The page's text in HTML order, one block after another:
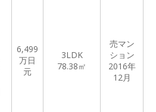
6,499
万日
元
3LDK
78.38㎡
売マン
ション
2016年
12月